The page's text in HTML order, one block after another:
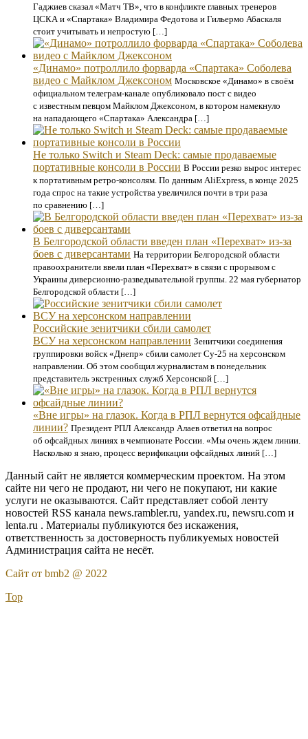
Гаджиев сказал «Матч ТВ», что в конфликте главных тренеров
ЦСКА и «Спартака» Владимира Федотова и Гильермо Абаскаля
стоит учитывать и непростую […]
«Динамо» потроллило форварда «Спартака» Соболева
видео с Майклом Джексоном Московское «Динамо» в своём
официальном телеграм-канале опубликовало пост с видео
с известным певцом Майклом Джексоном, в котором намекнуло
на нападающего «Спартака» Александра […]
Не только Switch и Steam Deck: самые продаваемые
портативные консоли в России В России резко вырос интерес
к портативным ретро-консолям. По данным AliExpress, в конце 2025
года спрос на такие устройства увеличился почти в три раза
по сравнению […]
В Белгородской области введен план «Перехват» из-за
боев с диверсантами На территории Белгородской области
правоохранители ввели план «Перехват» в связи с прорывом с
Украины диверсионно-разведывательной группы. 22 мая губернатор
Белгородской области […]
Российские зенитчики сбили самолет
ВСУ на херсонском направлении Зенитчики соединения
группировки войск «Днепр» сбили самолет Су-25 на херсонском
направлении. Об этом сообщил журналистам в понедельник
представитель экстренных служб Херсонской […]
«Вне игры» на глазок. Когда в РПЛ вернутся офсайдные
линии? Президент РПЛ Александр Алаев ответил на вопрос
об офсайдных линиях в чемпионате России. «Мы очень ждем линии.
Насколько я знаю, процесс верификации офсайдных линий […]
Данный сайт не является коммерческим проектом. На этом
сайте ни чего не продают, ни чего не покупают, ни какие
услуги не оказываются. Сайт представляет собой ленту
новостей RSS канала news.rambler.ru, yandex.ru, newsru.com и
lenta.ru . Материалы публикуются без искажения,
ответственность за достоверность публикуемых новостей
Администрация сайта не несёт.
Сайт от bmb2 @ 2022
Top